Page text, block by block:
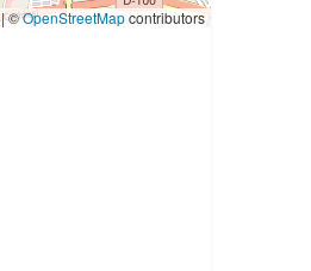
|©OpenStreetMapcontributors